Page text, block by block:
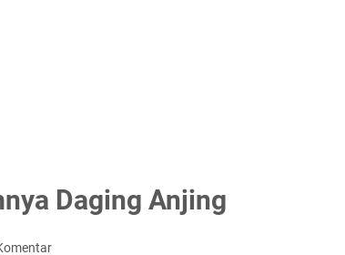
Daging Anjing